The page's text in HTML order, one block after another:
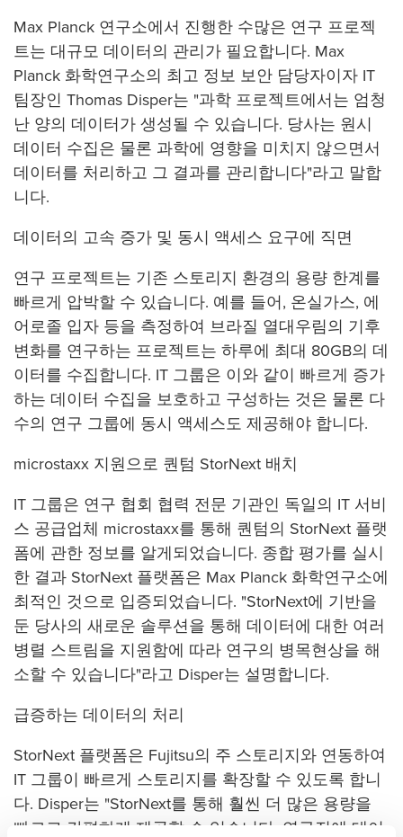
Max Planck 연구소에서 진행한 수많은 연구 프로젝
트는 대규모 데이터의 관리가 필요합니다. Max
Planck 화학연구소의 최고 정보 보안 담당자이자 IT
팀장인 Thomas Disper는 "과학 프로젝트에서는 엄청
난 양의 데이터가 생성될 수 있습니다. 당사는 원시
데이터 수집은 물론 과학에 영향을 미치지 않으면서
데이터를 처리하고 그 결과를 관리합니다"라고 말합
니다.
데이터의 고속 증가 및 동시 액세스 요구에 직면
연구 프로젝트는 기존 스토리지 환경의 용량 한계를
빠르게 압박할 수 있습니다. 예를 들어, 온실가스, 에
어로졸 입자 등을 측정하여 브라질 열대우림의 기후
변화를 연구하는 프로젝트는 하루에 최대 80GB의 데
이터를 수집합니다. IT 그룹은 이와 같이 빠르게 증가
하는 데이터 수집을 보호하고 구성하는 것은 물론 다
수의 연구 그룹에 동시 액세스도 제공해야 합니다.
microstaxx 지원으로 퀀텀 StorNext 배치
IT 그룹은 연구 협회 협력 전문 기관인 독일의 IT 서비
스 공급업체 microstaxx를 통해 퀀텀의 StorNext 플랫
폼에 관한 정보를 알게되었습니다. 종합 평가를 실시
한 결과 StorNext 플랫폼은 Max Planck 화학연구소에
최적인 것으로 입증되었습니다. "StorNext에 기반을
둔 당사의 새로운 솔루션을 통해 데이터에 대한 여러
병렬 스트림을 지원함에 따라 연구의 병목현상을 해
소할 수 있습니다"라고 Disper는 설명합니다.
급증하는 데이터의 처리
StorNext 플랫폼은 Fujitsu의 주 스토리지와 연동하여
IT 그룹이 빠르게 스토리지를 확장할 수 있도록 합니
다. Disper는 "StorNext를 통해 훨씬 더 많은 용량을
빠르고 간편하게 제공할 수 있습니다. 연구진에 데이